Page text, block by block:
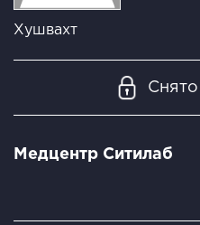
Хушвахт
Медцентр Ситилаб